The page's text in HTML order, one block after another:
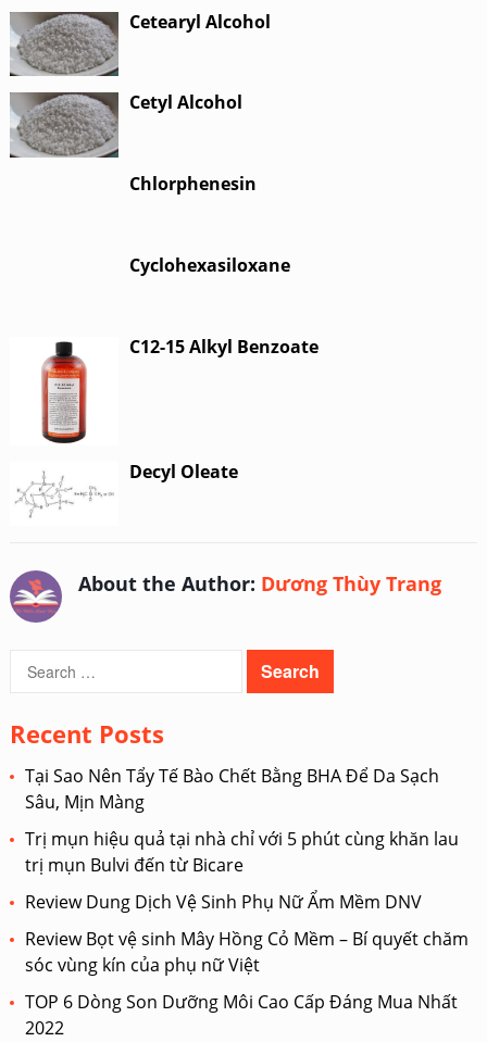
Cetearyl Alcohol
Cetyl Alcohol
Chlorphenesin
Cyclohexasiloxane
C12-15 Alkyl Benzoate
Decyl Oleate
About the Author: Dương Thùy Trang
Search
Recent Posts
Tại Sao Nên Tẩy Tế Bào Chết Bằng BHA Để Da Sạch
Sâu, Mịn Màng
Trị mụn hiệu quả tại nhà chỉ với 5 phút cùng khăn lau
trị mụn Bulvi đến từ Bicare
Review Dung Dịch Vệ Sinh Phụ Nữ Ẩm Mềm DNV
Review Bọt vệ sinh Mây Hồng Cỏ Mềm – Bí quyết chăm
sóc vùng kín của phụ nữ Việt
TOP 6 Dòng Son Dưỡng Môi Cao Cấp Đáng Mua Nhất
2022